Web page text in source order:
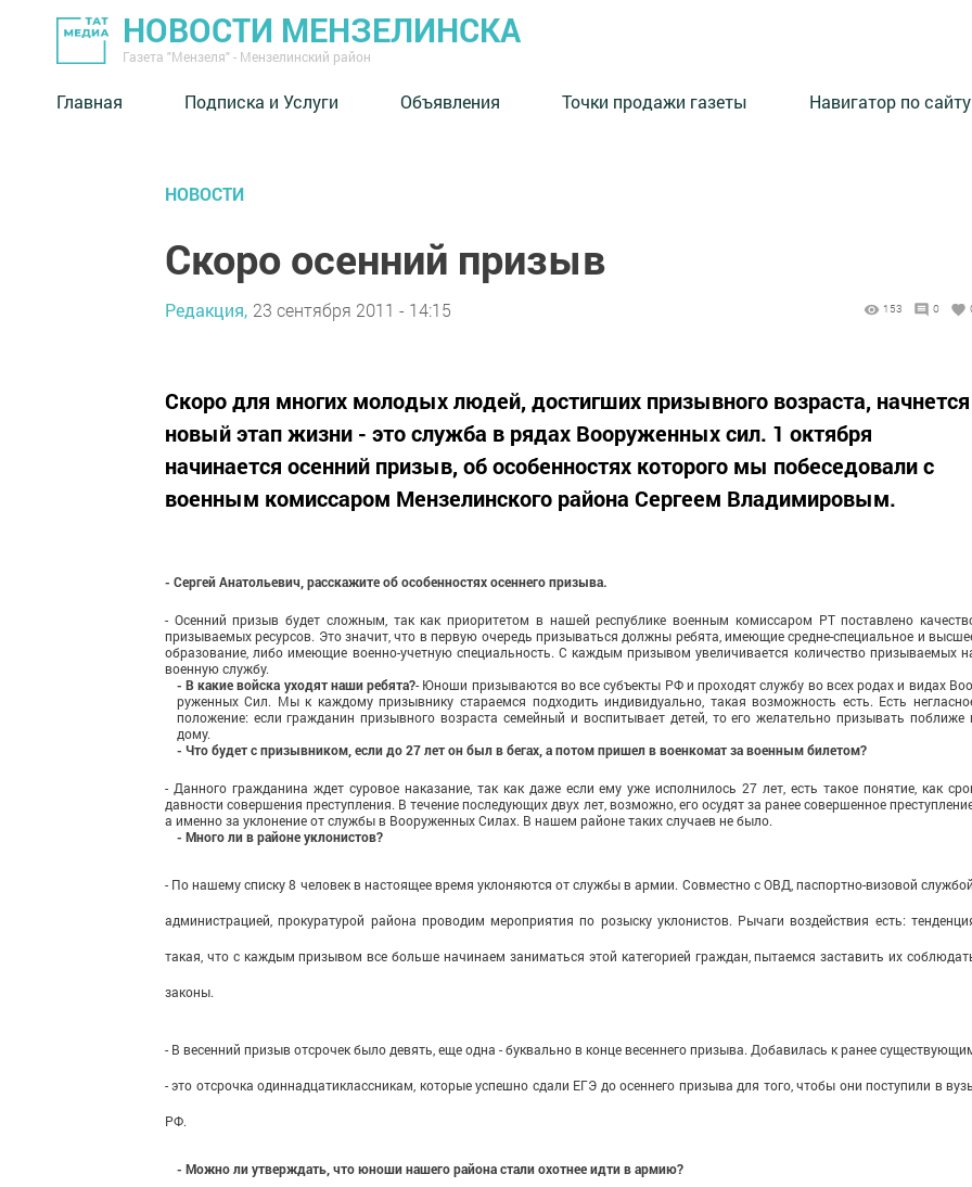
НОВОСТИ МЕНЗЕЛИНСКА
Газета "Мензеля" - Мензелинский район
Главная Подписка и Услуги Объявления Точки продажи газеты Навигатор по сайту
НОВОСТИ
Скоро осенний призыв
Редакция, 23 сентября 2011 - 14:15 153 0
Скоро для многих молодых людей, достигших призывного возраста, начнется
новый этап жизни - это служба в рядах Вооруженных сил. 1 октября
начинается осенний призыв, об особенностях которого мы побеседовали с
военным комиссаром Мензелинского района Сергеем Владимировым.
- Сергей Анатольевич, рас­скажите об особенностях осеннего призыва.
- Осенний призыв будет слож­ным, так как приоритетом в нашей республике военным комиссаром РТ поставлено
призываемых ресурсов. Это значит, что в первую оче­редь призываться должны ре­бята, имеющие средне-специ­альное и
образование, либо имеющие военно-учетную специальность. С каждым при­зывом увеличивается количес­тво призываемых
военную службу.
- В какие войска уходят наши ребята?- Юноши призываются во все субъекты РФ и проходят служ­бу во всех родах и видах
руженных Сил. Мы к каждому призывнику стараемся подхо­дить индивидуально, такая воз­можность есть. Есть
положение: если гражданин призывного возраста семейный и воспитывает детей, то его же­лательно призывать поближе
дому.
- Что будет с призывни­ком, если до 27 лет он был в бегах, а потом пришел в военкомат за военным би­летом?
- Данного гражданина ждет су­ровое наказание, так как даже если ему уже исполнилось 27 лет, есть такое понятие, как
давности совершения преступления. В течение пос­ледующих двух лет, возможно, его осудят за ранее совершен­ное
а именно за уклонение от службы в Воору­женных Силах. В нашем районе таких случаев не было.
- Много ли в районе укло­нистов?
- По нашему списку 8 человек в настоящее время уклоняются от службы в армии. Совмест­но с ОВД, паспортно-визовой
администрацией, про­куратурой района проводим ме­роприятия по розыску уклонис­тов. Рычаги воздействия есть:
такая, что с каждым призывом все больше начина­ем заниматься этой категорией граждан, пытаемся заставить их
законы.
- В весенний призыв отсро­чек было девять, еще одна - буквально в конце весеннего призыва. Добавилась к ранее
- это отсрочка одиннадцатиклассникам, ко­торые успешно сдали ЕГЭ до осеннего призыва для того, что­бы они поступили в
РФ.
- Можно ли утверждать, что юноши нашего района ста­ли охотнее идти в армию?